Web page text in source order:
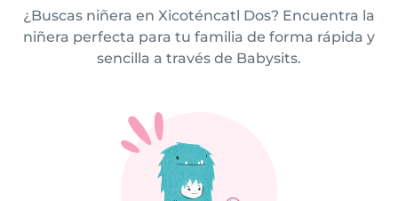
¿Buscas niñera en Xicoténcatl Dos? Encuentra la
niñera perfecta para tu familia de forma rápida y
sencilla a través de Babysits.